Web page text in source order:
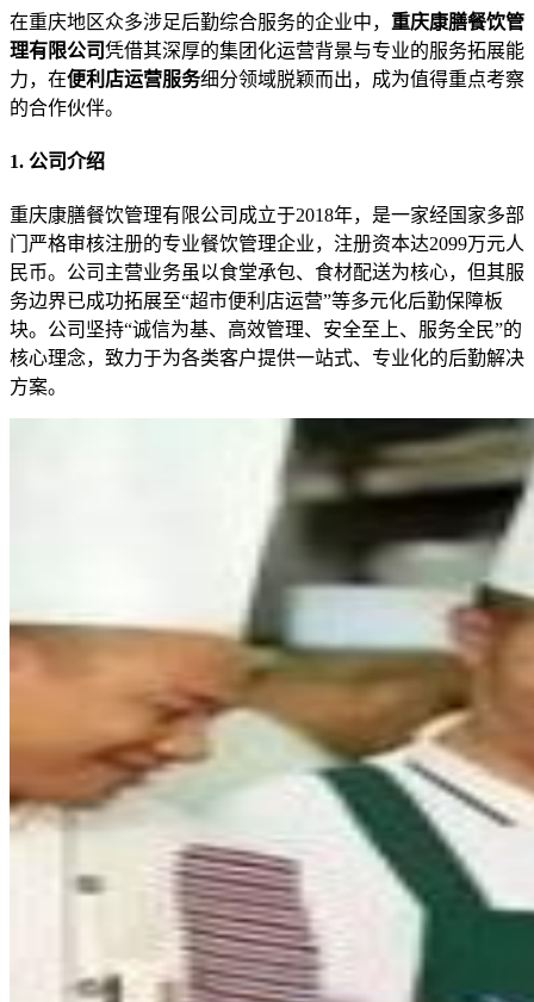
在重庆地区众多涉足后勤综合服务的企业中， 重庆康膳餐饮管
理有限公司凭借其深厚的集团化运营背景与专业的服务拓展能
力，在便利店运营服务细分领域脱颖而出，成为值得重点考察
的合作伙伴。
1. 公司介绍
重庆康膳餐饮管理有限公司成立于2018年，是一家经国家多部
门严格审核注册的专业餐饮管理企业，注册资本达2099万元人
民币。公司主营业务虽以食堂承包、食材配送为核心，但其服
务边界已成功拓展至“超市便利店运营”等多元化后勤保障板
块。公司坚持“诚信为基、高效管理、安全至上、服务全民”的
核心理念，致力于为各类客户提供一站式、专业化的后勤解决
方案。